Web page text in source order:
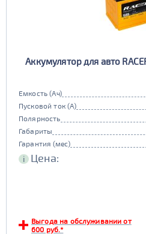
Аккумулятор для авто
Емкость (Ач)
Пусковой ток (А)
Полярность
Габариты
Гарантия (мес)
i Цена:
Выгода на обслуживании от
600 руб.*